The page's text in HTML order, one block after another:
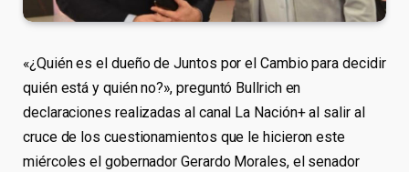
«¿Quién es el dueño de Juntos por el Cambio para decidir
quién está y quién no?», preguntó Bullrich en
declaraciones realizadas al canal La Nación+ al salir al
cruce de los cuestionamientos que le hicieron este
miércoles el gobernador Gerardo Morales, el senador